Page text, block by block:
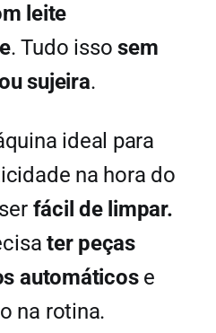
leite
. Tudo issosem
sujeira.
ideal para
na hora do
fácil de limpar.
ter peças
automáticos e
na rotina.